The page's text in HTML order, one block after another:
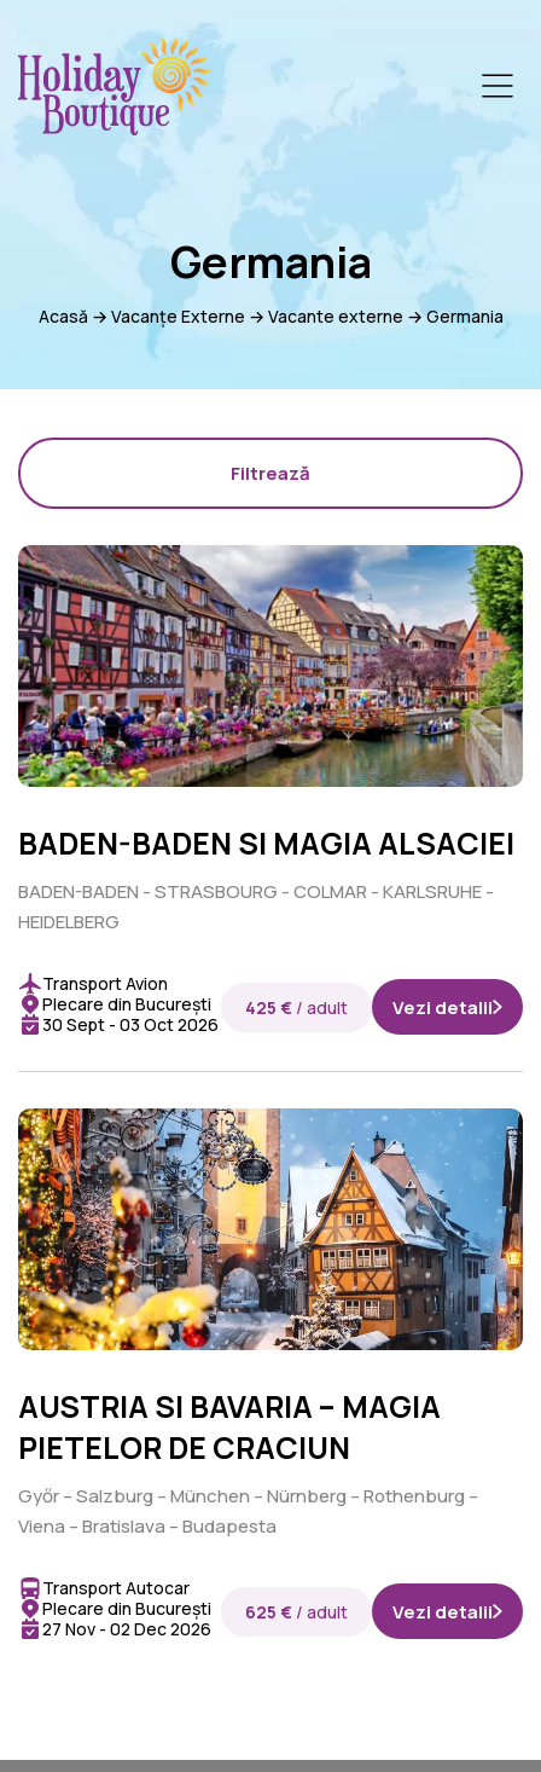
Germania
Acasă → Vacanțe Externe → Vacante externe →Germania
Filtrează
BADEN-BADEN SI MAGIA ALSACIEI
BADEN-BADEN - STRASBOURG - COLMAR - KARLSRUHE -
HEIDELBERG
Transport Avion
Plecare din București
30 Sept - 03 Oct 2026
425 € / adult Vezi detalii
AUSTRIA SI BAVARIA – MAGIA
PIETELOR DE CRACIUN
Győr – Salzburg – München – Nürnberg – Rothenburg –
Viena – Bratislava – Budapesta
Transport Autocar
Plecare din București
27 Nov - 02 Dec 2026
625 € / adult Vezi detalii